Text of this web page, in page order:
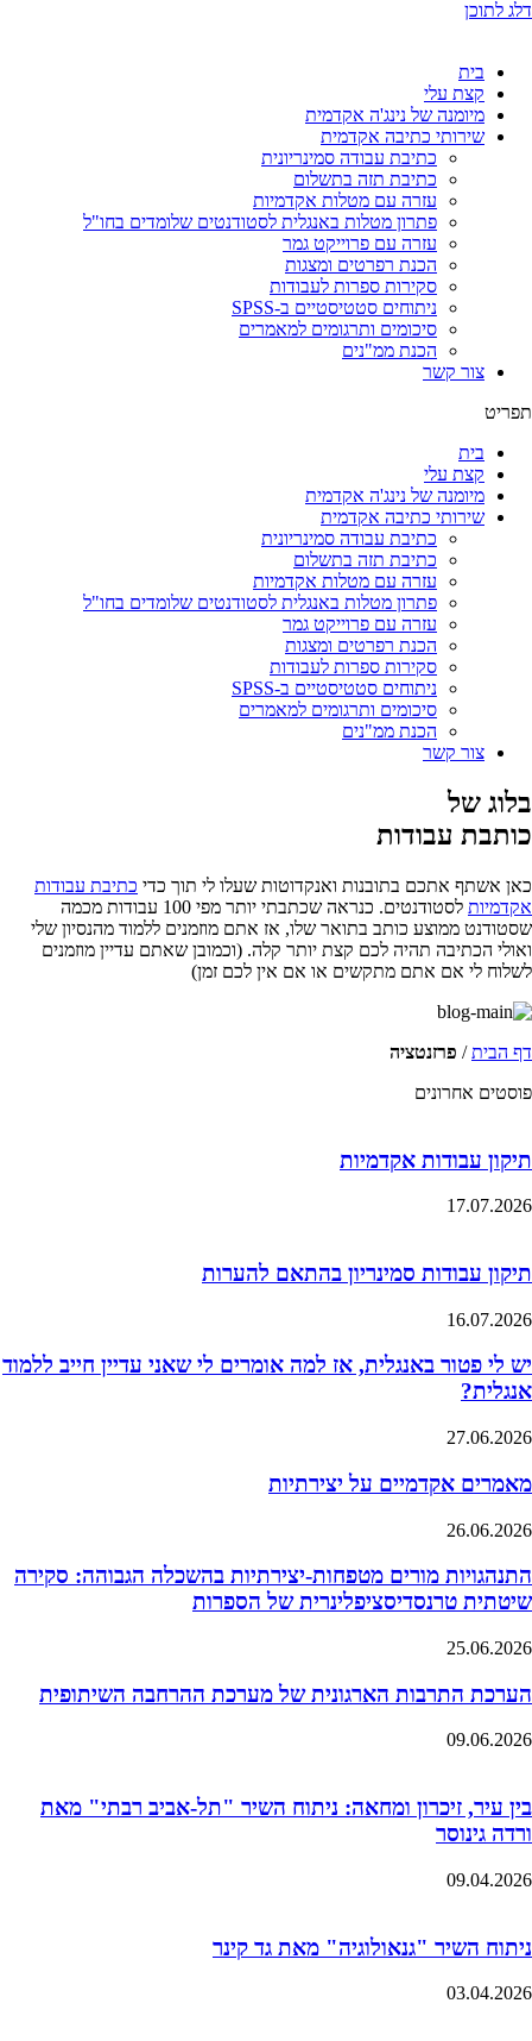
דלג לתוכן
בית
קצת עלי
מיומנה של נינג'ה אקדמית
שירותי כתיבה אקדמית
כתיבת עבודה סמינריונית
כתיבת תזה בתשלום
עזרה עם מטלות אקדמיות
פתרון מטלות באנגלית לסטודנטים שלומדים בחו"ל
עזרה עם פרוייקט גמר
הכנת רפרטים ומצגות
סקירות ספרות לעבודות
ניתוחים סטטיסטיים ב-SPSS
סיכומים ותרגומים למאמרים
הכנת ממ"נים
צור קשר
תפריט
בית
קצת עלי
מיומנה של נינג'ה אקדמית
שירותי כתיבה אקדמית
כתיבת עבודה סמינריונית
כתיבת תזה בתשלום
עזרה עם מטלות אקדמיות
פתרון מטלות באנגלית לסטודנטים שלומדים בחו"ל
עזרה עם פרוייקט גמר
הכנת רפרטים ומצגות
סקירות ספרות לעבודות
ניתוחים סטטיסטיים ב-SPSS
סיכומים ותרגומים למאמרים
הכנת ממ"נים
צור קשר
בלוג של
כותבת עבודות
כאן אשתף אתכם בתובנות ואנקדוטות שעלו לי תוך כדי כתיבת עבודות
אקדמיות
לסטודנטים. כנראה שכתבתי יותר מפי 100 עבודות מכמה
שסטודנט ממוצע כותב בתואר שלו, אז אתם מוזמנים ללמוד מהנסיון שלי
ואולי הכתיבה תהיה לכם קצת יותר קלה. (וכמובן שאתם עדיין מוזמנים
לשלוח לי אם אתם מתקשים או אם אין לכם זמן)
דף הבית/ פרזנטציה
פוסטים אחרונים
תיקון עבודות אקדמיות
17.07.2026
תיקון עבודות סמינריון בהתאם להערות
16.07.2026
יש לי פטור באנגלית, אז למה אומרים לי שאני עדיין חייב ללמוד
אנגלית?
27.06.2026
מאמרים אקדמיים על יצירתיות
26.06.2026
התנהגויות מורים מטפחות-יצירתיות בהשכלה הגבוהה: סקירה
שיטתית טרנסדיסציפלינרית של הספרות
25.06.2026
הערכת התרבות הארגונית של מערכת ההרחבה השיתופית
09.06.2026
בין עיר, זיכרון ומחאה: ניתוח השיר "תל-אביב רבתי" מאת
ורדה גינוסר
09.04.2026
ניתוח השיר "גנאולוגיה" מאת גד קינר
03.04.2026